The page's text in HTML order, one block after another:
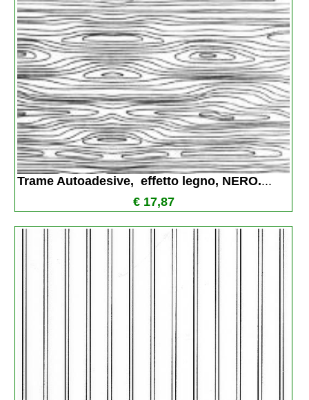
Trame Autoadesive,  effetto legno, NERO....
€ 17,87